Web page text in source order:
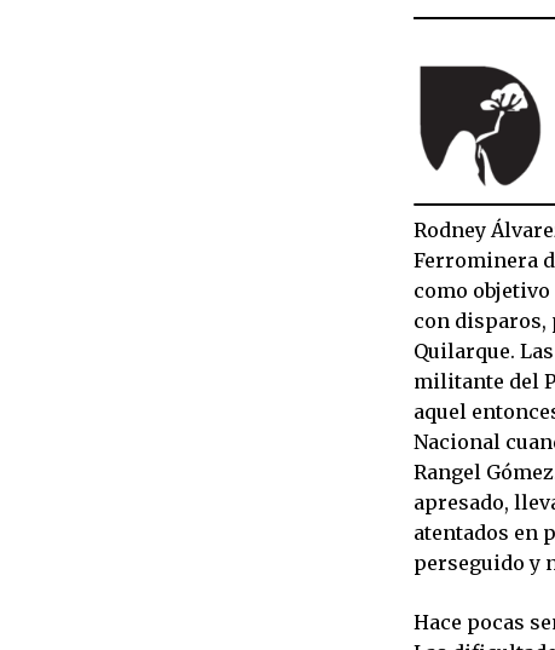
Rodney
Ferrominera
como
con disparos,
Quilarque.
militante del
aquel
Nacional
Rangel
apresado,
atentados en
perseguido y
Hace pocas